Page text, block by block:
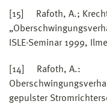
[15] Rafoth, A.;
ISLE-Seminar 1999,
[14] Rafoth, A.:
gepulster